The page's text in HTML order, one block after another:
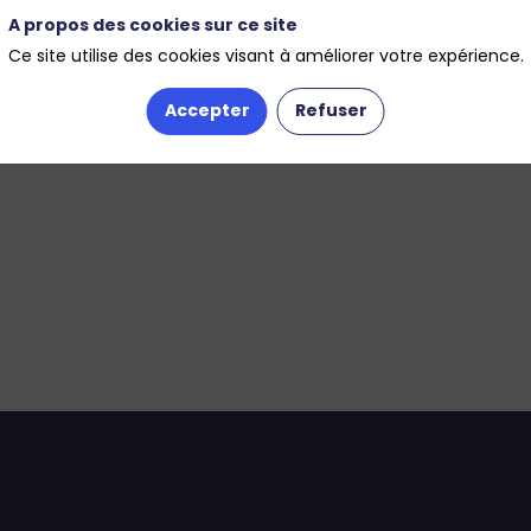
A propos des cookies sur ce site
Ce site utilise des cookies visant à améliorer votre expérience.
Accepter Refuser